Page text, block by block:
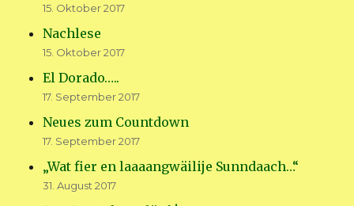
15. Oktober 2017
Nachlese
15. Oktober 2017
El Dorado…..
17. September 2017
Neues zum Countdown
17. September 2017
„Wat fier en laaaangwäilije Sunndaach…“
31. August 2017